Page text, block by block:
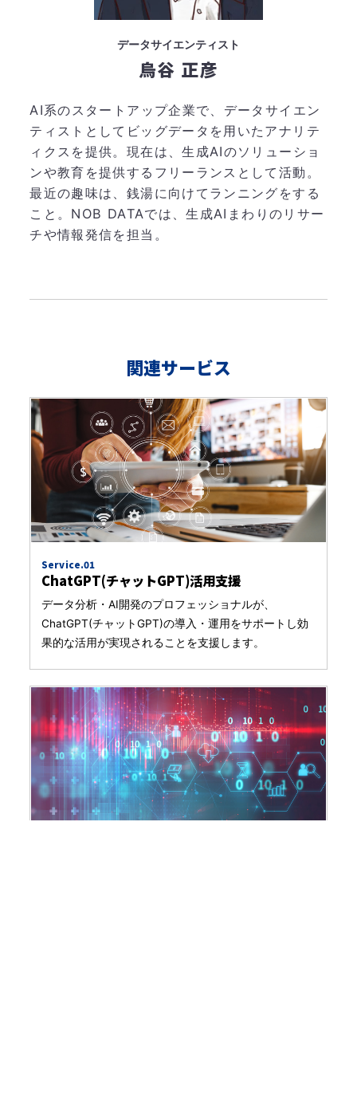
データサイエンティスト
烏谷 正彦
AI系のスタートアップ企業で、データサイエン
ティストとしてビッグデータを用いたアナリテ
ィクスを提供。現在は、生成AIのソリューショ
ンや教育を提供するフリーランスとして活動。
最近の趣味は、銭湯に向けてランニングをする
こと。NOB DATAでは、生成AIまわりのリサー
チや情報発信を担当。
関連サービス
Service.01
ChatGPT(チャットGPT)活用支援
データ分析・AI開発のプロフェッショナルが、
ChatGPT(チャットGPT)の導入・運用をサポートし効
果的な活用が実現されることを支援します。